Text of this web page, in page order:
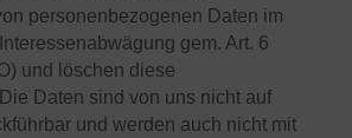
personenbezogenen Daten im
gem. Art. 6
und löschen diese
Daten sind von uns nicht auf
und werden auch nicht mit